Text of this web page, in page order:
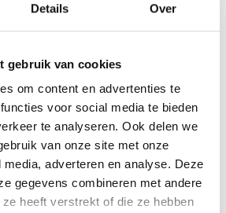
Details Over
gebruik van cookies
om content en advertenties te
voor social media te bieden
te analyseren. Ook delen we
van onze site met onze
adverteren en analyse. Deze
gegevens combineren met andere
heeft verstrekt of die ze hebben